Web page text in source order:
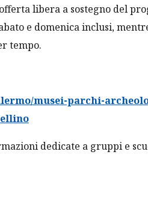
Nazionale degli
giunto alla V edizione.
di alta formazione
e formazione sul
libera a sostegno del
e domenica inclusi,
tempo.
musei-parchi-
dedicate a gruppi e